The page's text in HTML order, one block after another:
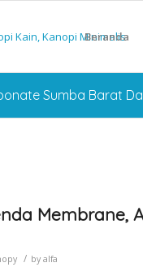
Beranda
Sumba Barat
Membrane,
/ by alfa